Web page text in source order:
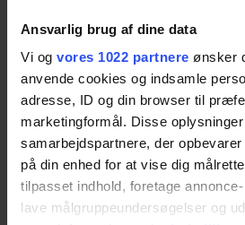
Ansvarlig brug af dine data
Vi og vores 1022 partnere ønsker
anvende cookies og indsamle
adresse, ID og din browser til
marketingformål. Disse
samarbejdspartnere, der
på din enhed for at vise dig
tilpasset indhold, foretage
lave målgruppeundersøgelser og
Om
Ejendomsmægler.dk er en
sammenligningstjeneste til dig,
kompetent ejendomsmægler
for at sælge din type bolig.
Vores dygtige
med alt fra salg af helårsbolig,